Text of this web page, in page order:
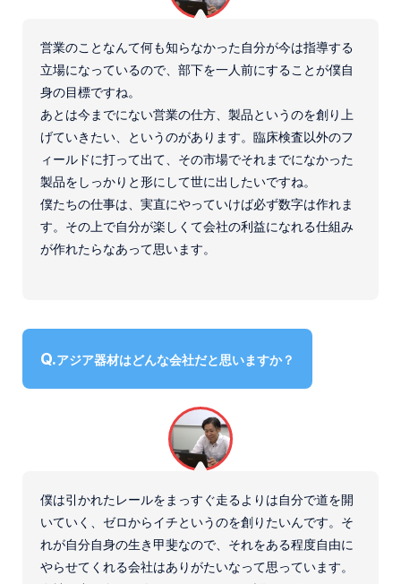
営業のことなんて何も知らなかった自分が今は指導する
立場になっているので、部下を一人前にすることが僕自
身の目標ですね。
あとは今までにない営業の仕方、製品というのを創り上
げていきたい、というのがあります。臨床検査以外のフ
ィールドに打って出て、その市場でそれまでになかった
製品をしっかりと形にして世に出したいですね。
僕たちの仕事は、実直にやっていけば必ず数字は作れま
す。その上で自分が楽しくて会社の利益になれる仕組み
が作れたらなあって思います。
アジア器材はどんな会社だと思いますか？
僕は引かれたレールをまっすぐ走るよりは自分で道を開
いていく、ゼロからイチというのを創りたいんです。そ
れが自分自身の生き甲斐なので、それをある程度自由に
やらせてくれる会社はありがたいなって思っています。